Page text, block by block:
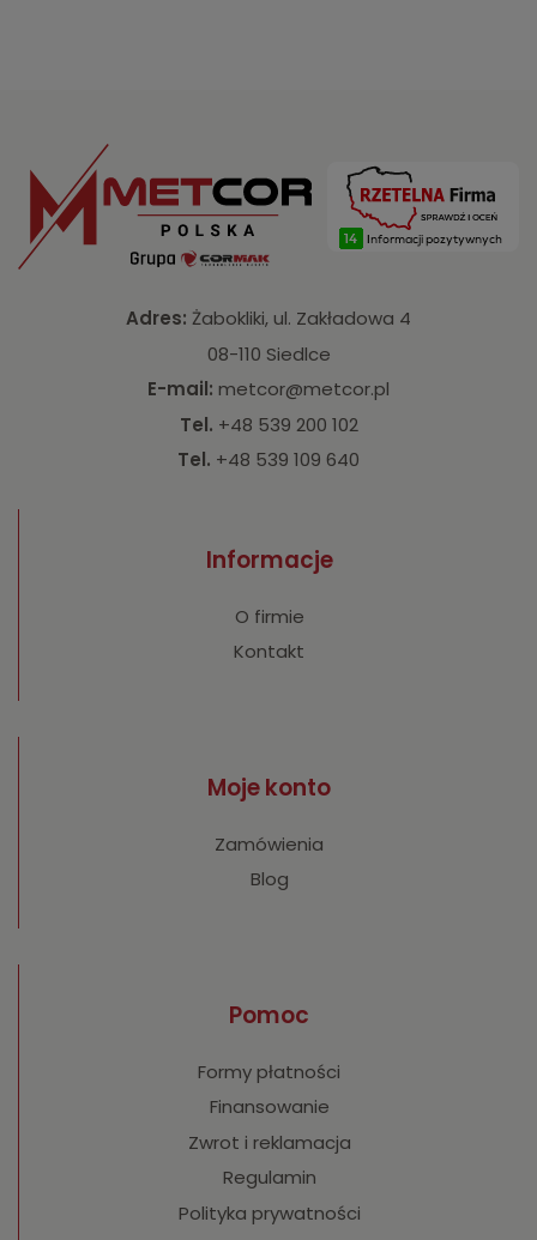
Adres: Żabokliki, ul. Zakładowa 4
08-110 Siedlce
E-mail: metcor@metcor.pl
Tel. +48 539 200 102
Tel. +48 539 109 640
Informacje
O firmie
Kontakt
Moje konto
Zamówienia
Blog
Pomoc
Formy płatności
Finansowanie
Zwrot i reklamacja
Regulamin
Polityka prywatności